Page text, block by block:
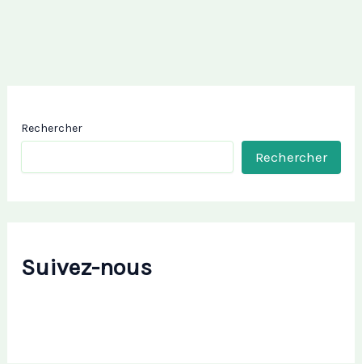
Rechercher
Rechercher
Suivez-nous